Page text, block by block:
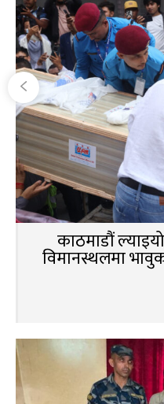
काठमाडौं
विमानस्थलमा